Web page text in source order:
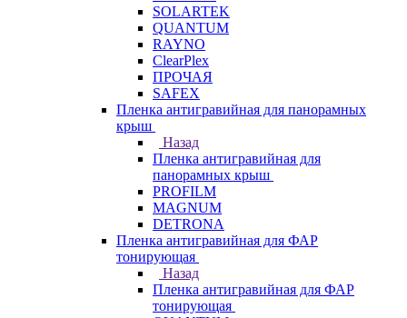
SOLARTEK
QUANTUM
RAYNO
ClearPlex
ПРОЧАЯ
SAFEX
Пленка антигравийная для панорамных
крыш
Назад
Пленка антигравийная для
панорамных крыш
PROFILM
MAGNUM
DETRONA
Пленка антигравийная для ФАР
тонирующая
Назад
Пленка антигравийная для ФАР
тонирующая